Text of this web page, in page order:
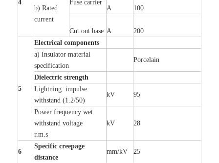
4
b) Rated
current
Fuse carrier
A
100
Cut out base A 200
5
Electrical components
a) Insulator material
specification
Porcelain
Dielectric strength
Lightning impulse
withstand (1.2/50)
kV 95
Power frequency wet
withstand voltage
r.m.s
kV 28
6
Specific creepage
distance
mm/kV 25